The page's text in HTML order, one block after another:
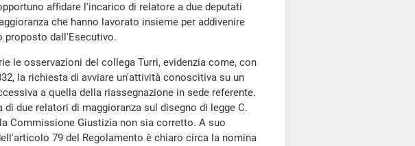
affidare l'incarico di relatore a due deputati
che hanno lavorato insieme per addivenire
proposto dall'Esecutivo.
le osservazioni del collega Turri, evidenzia come, con
la richiesta di avviare un'attività conoscitiva su un
a quella della riassegnazione in sede referente.
due relatori di maggioranza sul disegno di legge C.
Commissione Giustizia non sia corretto. A suo
79 del Regolamento è chiaro circa la nomina